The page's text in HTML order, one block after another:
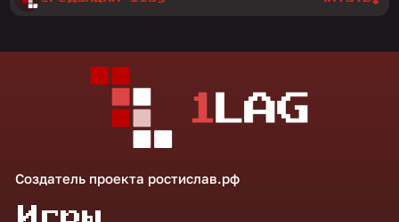
Создатель проекта ростислав.рф
Игры